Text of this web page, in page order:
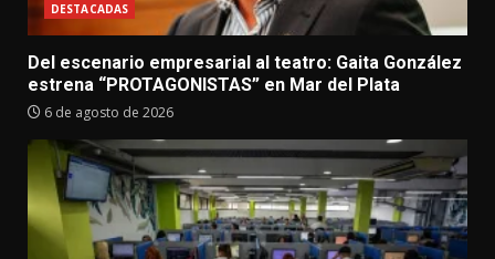
DESTACADAS
Del escenario empresarial al teatro: Gaita González
estrena “PROTAGONISTAS” en Mar del Plata
6 de agosto de 2026